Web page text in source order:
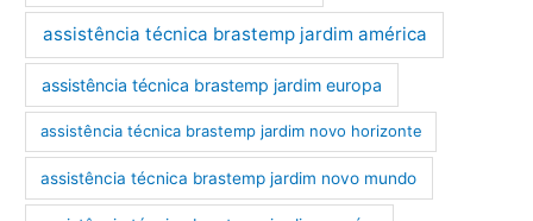
assistência técnica brastemp jardim américa
assistência técnica brastemp jardim europa
assistência técnica brastemp jardim novo horizonte
assistência técnica brastemp jardim novo mundo